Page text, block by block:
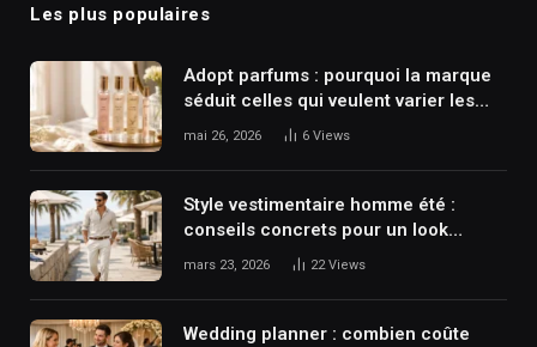
Les plus populaires
Adopt parfums : pourquoi la marque
séduit celles qui veulent varier les
fragrances sans exploser leur budget
mai 26, 2026 6 Views
Style vestimentaire homme été :
conseils concrets pour un look
maîtrisé et moderne
mars 23, 2026 22Views
Wedding planner : combien coûte